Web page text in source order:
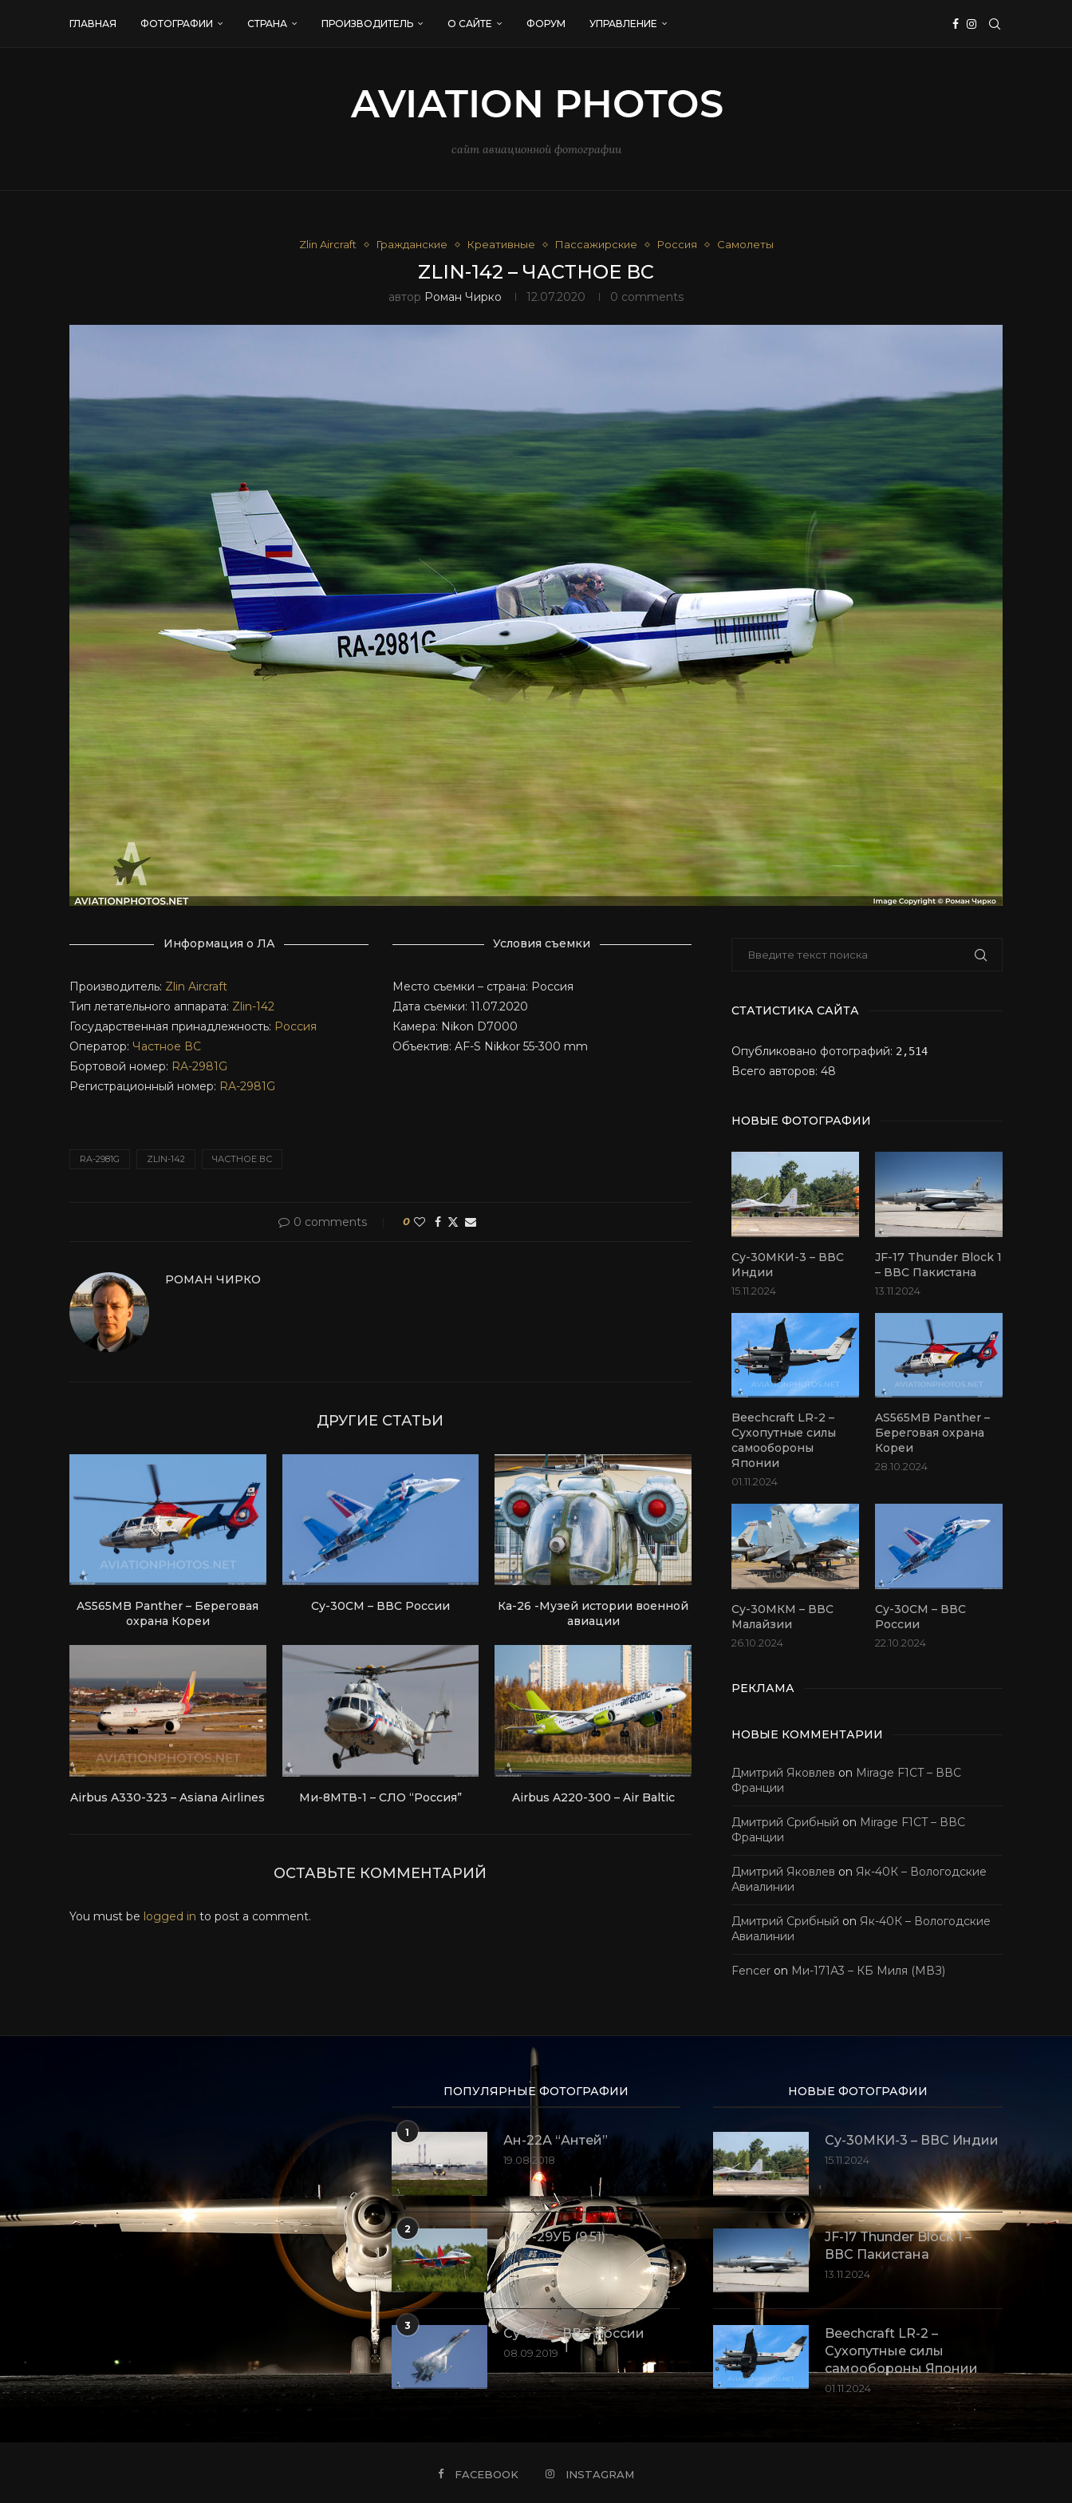
ГЛАВНАЯ ФОТОГРАФИИ СТРАНА ПРОИЗВОДИТЕЛЬ О САЙТЕ ФОРУМ УПРАВЛЕНИЕ
сайт авиационной фотографии
Zlin Aircraft Гражданские Креативные Пассажирские Россия Самолеты
ZLIN-142 – ЧАСТНОЕ ВС
автор Роман Чирко 12.07.2020 0 comments
Информация о ЛА
Производитель: Zlin Aircraft
Тип летательного аппарата: Zlin-142
Государственная принадлежность: Россия
Оператор: Частное ВС
Бортовой номер: RA-2981G
Регистрационный номер: RA-2981G
Условия съемки
Место съемки – страна: Россия
Дата съемки: 11.07.2020
Камера: Nikon D7000
Объектив: AF-S Nikkor 55-300 mm
RA-2981G ZLIN-142 ЧАСТНОЕ ВС
0 comments 0
РОМАН ЧИРКО
ДРУГИЕ СТАТЬИ
AS565MB Panther – Береговая
охрана Кореи
Су-30СМ – ВВС России
Ка-26 -Музей истории военной
авиации
Airbus A330-323 – Asiana Airlines Ми-8МТВ-1 – СЛО “Россия” Airbus A220-300 – Air Baltic
ОСТАВЬТЕ КОММЕНТАРИЙ
You must be logged in to post a comment.
СТАТИСТИКА САЙТА
Опубликовано фотографий: 2,514
Всего авторов: 48
НОВЫЕ ФОТОГРАФИИ
Су-30МКИ-3 – ВВС
Индии
15.11.2024
JF-17 Thunder Block 1
– ВВС Пакистана
13.11.2024
Beechcraft LR-2 –
Сухопутные силы
самообороны
Японии
01.11.2024
AS565MB Panther –
Береговая охрана
Кореи
28.10.2024
Су-30МКМ – ВВС
Малайзии
26.10.2024
Су-30СМ – ВВС
России
22.10.2024
РЕКЛАМА
НОВЫЕ КОММЕНТАРИИ
Дмитрий Яковлев on Mirage F1CT – ВВС
Франции
Дмитрий Срибный on Mirage F1CT – ВВС
Франции
Дмитрий Яковлев on Як-40К – Вологодские
Авиалинии
Дмитрий Срибный on Як-40К – Вологодские
Авиалинии
Fencer on Ми-171А3 – КБ Миля (МВЗ)
ПОПУЛЯРНЫЕ ФОТОГРАФИИ
1
Ан-22А “Антей”
19.08.2018
2
МиГ-29УБ (9.51)
10.09.2018
3
Су-35С – ВВС России
08.09.2019
НОВЫЕ ФОТОГРАФИИ
Су-30МКИ-3 – ВВС Индии
15.11.2024
JF-17 Thunder Block 1 –
ВВС Пакистана
13.11.2024
Beechcraft LR-2 –
Сухопутные силы
самообороны Японии
01.11.2024
FACEBOOK INSTAGRAM